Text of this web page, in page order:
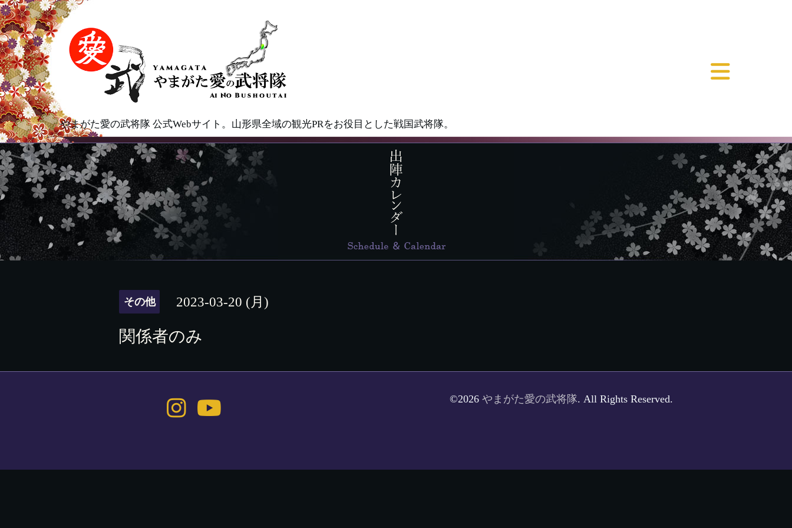
やまがた愛の武将隊 公式Webサイト。山形県全域の観光PRをお役目とした戦国武将隊。
その他 2023-03-20 (月)
関係者のみ
©2026 やまがた愛の武将隊. All Rights Reserved.